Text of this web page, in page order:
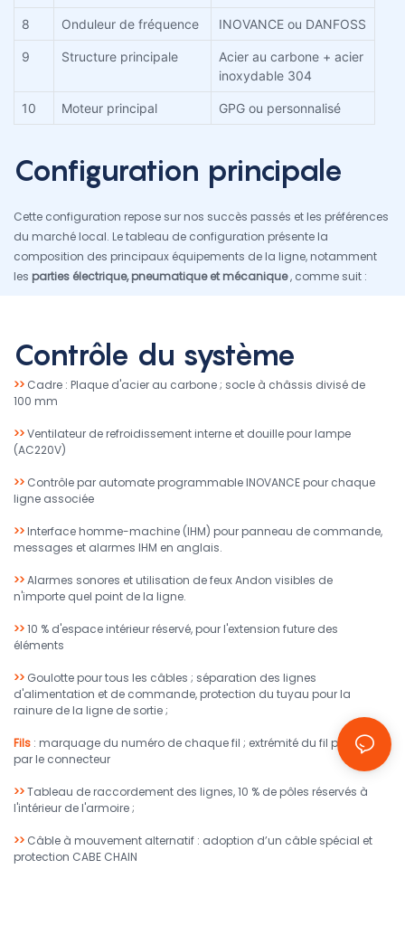
8 Onduleur de fréquence INOVANCE ou DANFOSS
9 Structure principale
Acier au carbone + acier
inoxydable 304
10 Moteur principal GPG ou personnalisé
Configuration principale
Cette configuration repose sur nos succès passés et les préférences
du marché local. Le tableau de configuration présente la
composition des principaux équipements de la ligne, notamment
les parties électrique, pneumatique et mécanique, comme suit :
Contrôle du système
>> Cadre : Plaque d'acier au carbone ; socle à châssis divisé de
100 mm
>>Ventilateur de refroidissement interne et douille pour lampe
(AC220V)
>> Contrôle par automate programmable INOVANCE pour chaque
ligne associée
>>Interface homme-machine (IHM) pour panneau de commande,
messages et alarmes IHM en anglais.
>>Alarmes sonores et utilisation de feux Andon visibles de
n'importe quel point de la ligne.
>>10 % d'espace intérieur réservé, pour l'extension future des
éléments
>> Goulotte pour tous les câbles ; séparation des lignes
d'alimentation et de commande, protection du tuyau pour la
rainure de la ligne de sortie ;
Fils : marquage du numéro de chaque fil ; extrémité du fil pressée
par le connecteur
>>Tableau de raccordement des lignes, 10 % de pôles réservés à
l'intérieur de l'armoire ;
>> Câble à mouvement alternatif : adoption d’un câble spécial et
protection CABE CHAIN